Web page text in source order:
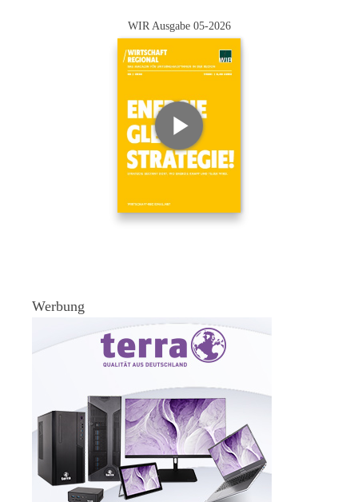
WIR Ausgabe 05-2026
Werbung